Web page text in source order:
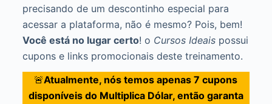
precisando de um descontinho especial para
acessar a plataforma, não é mesmo? Pois, bem!
Você está no lugar certo! o Cursos Ideaispossui
cupons e links promocionais deste treinamento.
🚨Atualmente, nós temos apenas 7 cupons
disponíveis do Multiplica Dólar, então garanta